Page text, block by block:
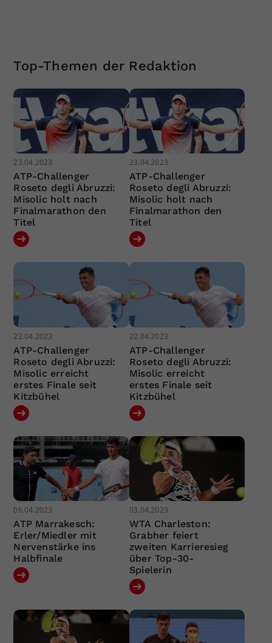
Top-Themen der Redaktion
23.04.2023
ATP-Challenger
Roseto degli Abruzzi:
Misolic holt nach
Finalmarathon den
Titel
23.04.2023
ATP-Challenger
Roseto degli Abruzzi:
Misolic holt nach
Finalmarathon den
Titel
22.04.2023
ATP-Challenger
Roseto degli Abruzzi:
Misolic erreicht
erstes Finale seit
Kitzbühel
22.04.2023
ATP-Challenger
Roseto degli Abruzzi:
Misolic erreicht
erstes Finale seit
Kitzbühel
06.04.2023
ATP Marrakesch:
Erler/Miedler mit
Nervenstärke ins
Halbfinale
03.04.2023
WTA Charleston:
Grabher feiert
zweiten Karrieresieg
über Top-30-
Spielerin